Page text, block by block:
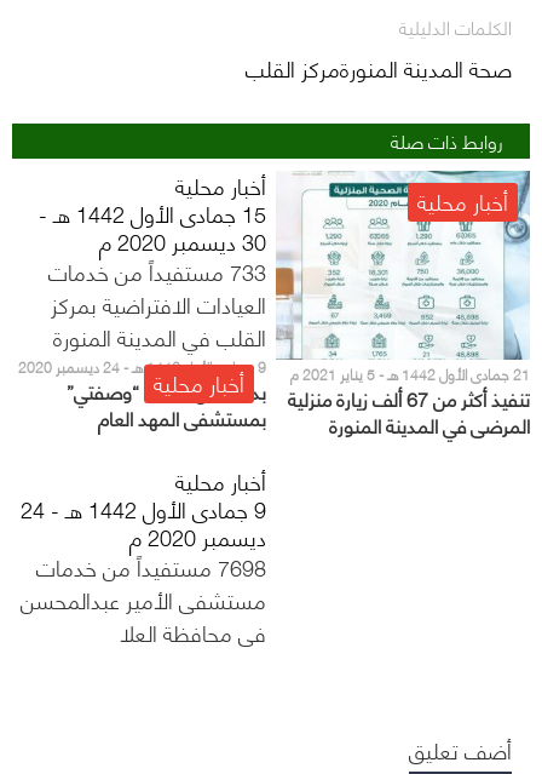
الكلمات الدليلية
صحة المدينة المنورةمركز القلب
روابط ذات صلة
أخبار محلية
21 جمادى الأول 1442 هـ - 5 يناير 2021 م
تنفيذ أكثر من 67 ألف زيارة منزلية
المرضى في المدينة المنورة
أخبار محلية
15 جمادى الأول 1442 هـ -
30 ديسمبر 2020 م
733 مستفيداً من خدمات
العيادات الافتراضية بمركز
القلب في المدينة المنورة
أخبار محلية
9 جمادى الأول 1442 هـ - 24 ديسمبر 2020
م
بدء العمل بخدمة “وصفتي”
بمستشفى المهد العام
أخبار محلية
9 جمادى الأول 1442 هـ - 24
ديسمبر 2020 م
7698 مستفيداً من خدمات
مستشفى الأمير عبدالمحسن
في محافظة العلا
أضف تعليق